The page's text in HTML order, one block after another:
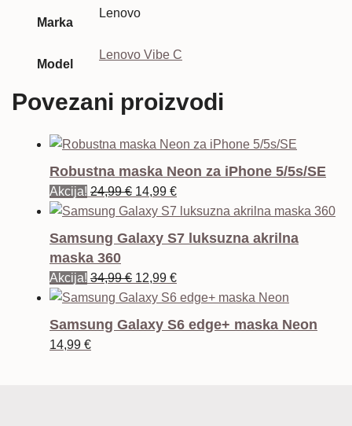
Marka
Lenovo
Model
Lenovo Vibe C
Povezani proizvodi
Robustna maska Neon za iPhone 5/5s/SE
Akcija! 24,99€ Izvorna
cijena
bila
14,99 €Trenutna
cijena
Samsung Galaxy S7 luksuzna akrilna
maska 360
Akcija! 34,99€ Izvorna
cijena
bila
12,99 €Trenutna
cijena
12,99 €.
Samsung Galaxy S6 edge+ maska Neon
14,99 €